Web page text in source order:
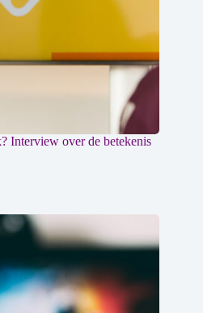
Interview over de betekenis